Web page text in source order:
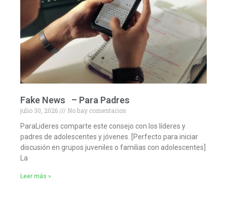
Fake News – Para Padres
julio 30, 2026
No hay comentarios
ParaLideres comparte este consejo con los líderes y
padres de adolescentes y jóvenes. [Perfecto para iniciar
discusión en grupos juveniles o familias con adolescentes]
La
Leer más »